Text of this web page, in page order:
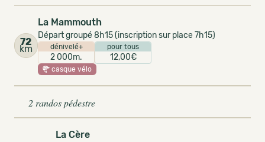
72
km
La Mammouth
Départ groupé 8h15 (inscription sur place 7h15)
dénivelé+
2 000m.
pour tous
12,00€
casque vélo
2 randos pédestre
La Cère